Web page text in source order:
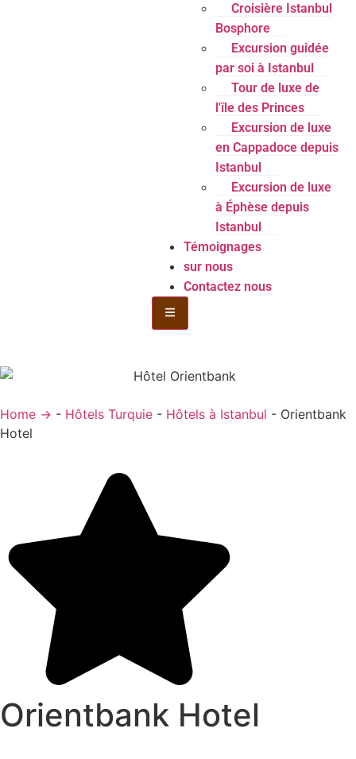
Croisière Istanbul
Bosphore
Excursion guidée
par soi à Istanbul
Tour de luxe de
l'île des Princes
Excursion de luxe
en Cappadoce depuis
Istanbul
Excursion de luxe
à Éphèse depuis
Istanbul
Témoignages
sur nous
Contactez nous
Menu de la bouteille Toggle
Home → - Hôtels Turquie - Hôtels à Istanbul - Orientbank
Hotel
Orientbank Hotel